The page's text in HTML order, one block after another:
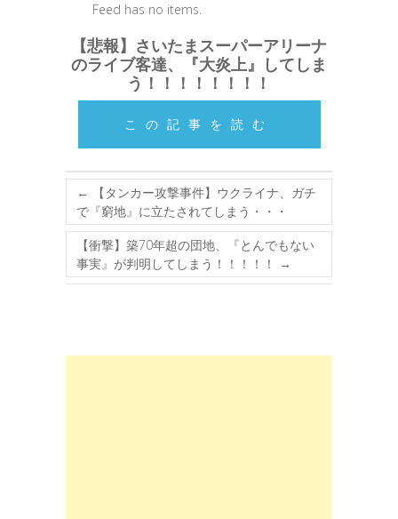
Feed has no items.
【悲報】さいたまスーパーアリーナ
のライブ客達、『大炎上』してしま
う！！！！！！！！
この記事を読む
←
【タンカー攻撃事件】ウクライナ、ガチ
で『窮地』に立たされてしまう・・・
【衝撃】築70年超の団地、『とんでもない
事実』が判明してしまう！！！！！
→